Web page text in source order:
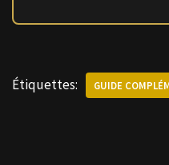
Étiquettes: GUIDE